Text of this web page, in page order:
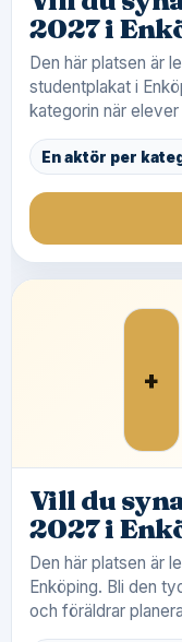
2027 i
Den här platsen är
studentplakat i
kategorin när
En aktör per
+
Vill du
2027 i
Den här platsen är
Enköping. Bli den
och föräldrar